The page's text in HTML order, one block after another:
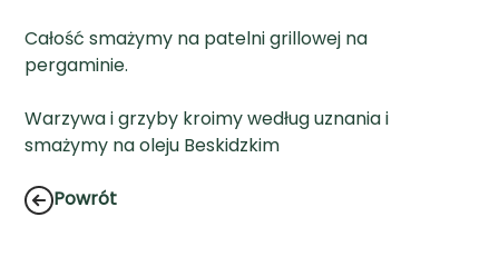
Całość smażymy na patelni grillowej na
pergaminie.
Warzywa i grzyby kroimy według uznania i
smażymy na oleju Beskidzkim
Powrót